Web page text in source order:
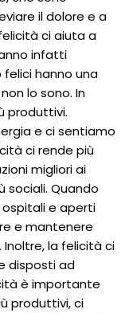
il dolore e a
ci aiuta a
infatti
hanno una
lo sono. In
produttivi.
e ci sentiamo
ci rende più
migliori ai
sociali. Quando
e aperti
e mantenere
la felicità ci
disposti ad
è importante
produttivi, ci